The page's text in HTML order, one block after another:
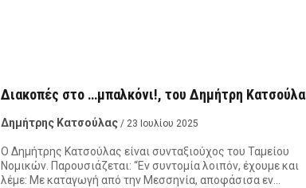
Διακοπές στο …μπαλκόνι!, του Δημήτρη Κατσούλα
Δημήτρης Κατσούλας / 23 Ιουλίου 2025
Ο Δημήτρης Κατσούλας είναι συνταξιούχος του Ταμείου
Νομικών. Παρουσιάζεται: “Εν συντομία λοιπόν, έχουμε και
λέμε: Με καταγωγή από την Μεσσηνία, αποφάσισα εν…